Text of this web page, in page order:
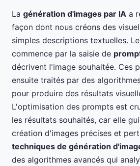
La génération d'images par IA a
façon dont nous créons des
simples descriptions textuelles.
commence par la saisie de
décrivent l'image souhaitée. Ces
ensuite traités par des
pour produire des résultats
L'optimisation des prompts est
les résultats souhaités, car elle
création d'images précises et
techniques de génération
des algorithmes avancés qui